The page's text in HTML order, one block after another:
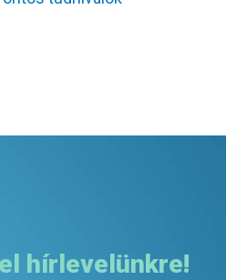
hírlevelünkre!